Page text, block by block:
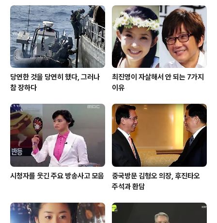
당연한 것을 당연히 했다, 그러나
참 장하다
최진영이 자살해서 안 되는 7가지
이유
시청자를 웃긴 주요 방송사고 모음
중국방문 김형오 의장, 후진타오
주석과 환담